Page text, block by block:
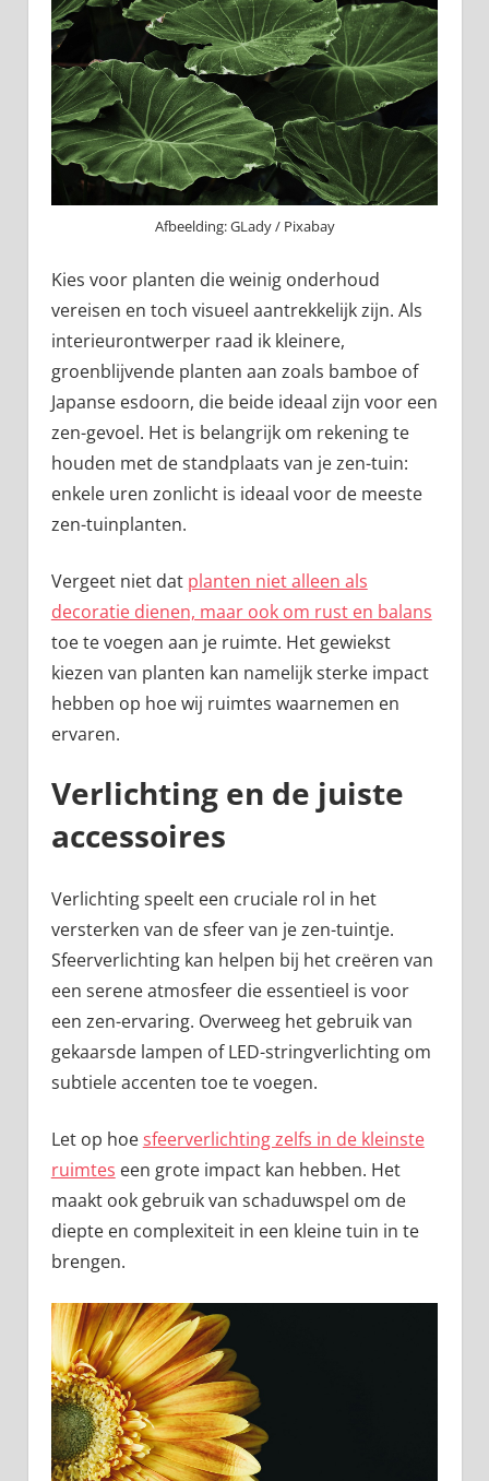
Afbeelding: GLady / Pixabay
Kies voor planten die weinig onderhoud
vereisen en toch visueel aantrekkelijk zijn. Als
interieurontwerper raad ik kleinere,
groenblijvende planten aan zoals bamboe of
Japanse esdoorn, die beide ideaal zijn voor een
zen-gevoel. Het is belangrijk om rekening te
houden met de standplaats van je zen-tuin:
enkele uren zonlicht is ideaal voor de meeste
zen-tuinplanten.
Vergeet niet dat planten niet alleen als
decoratie dienen, maar ook om rust en balans
toe te voegen aan je ruimte. Het gewiekst
kiezen van planten kan namelijk sterke impact
hebben op hoe wij ruimtes waarnemen en
ervaren.
Verlichting en de juiste
accessoires
Verlichting speelt een cruciale rol in het
versterken van de sfeer van je zen-tuintje.
Sfeerverlichting kan helpen bij het creëren van
een serene atmosfeer die essentieel is voor
een zen-ervaring. Overweeg het gebruik van
gekaarsde lampen of LED-stringverlichting om
subtiele accenten toe te voegen.
Let op hoesfeerverlichting zelfs in de kleinste
ruimtes een grote impact kan hebben. Het
maakt ook gebruik van schaduwspel om de
diepte en complexiteit in een kleine tuin in te
brengen.